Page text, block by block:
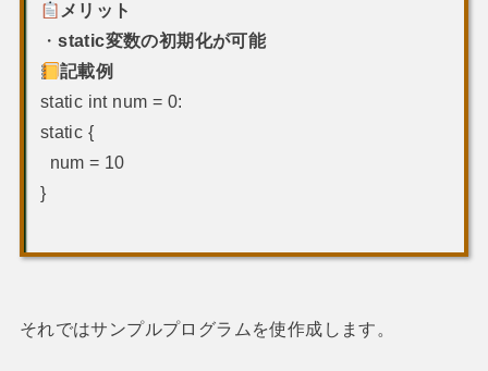
メリット
・static変数の初期化が可能
記載例
static int num = 0:
static {
num = 10
}
それではサンプルプログラムを使作成します。